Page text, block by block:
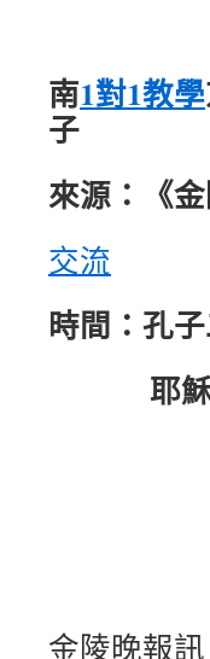
南1對1教學
子
來源：《金
交流
時間：孔
耶穌
金陵晚報